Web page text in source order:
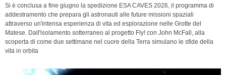
Si è conclusa a fine giugno la spedizione ESA CAVES 2026, il programma di
addestramento che prepara gli astronauti alle future missioni spaziali
attraverso un'intensa esperienza di vita ed esplorazione nelle Grotte del
Matese. Dall'isolamento sotterraneo al progetto Fly! con John McFall, alla
scoperta di come due settimane nel cuore della Terra simulano le sfide della
vita in orbita